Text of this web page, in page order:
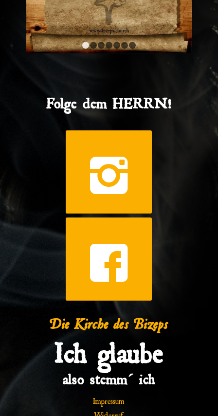
2 3 4 5 6 7
Folge dem HERRN!
Die Kirche des Bizeps
Ich glaube
also stemm´ ich
Impressum
Widerruf